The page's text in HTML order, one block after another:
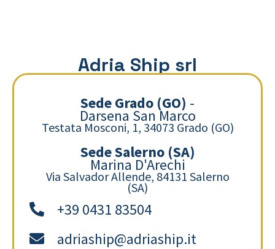
Adria Ship srl
Sede Grado (GO) -
Darsena San Marco
Testata Mosconi, 1, 34073 Grado (GO)
Sede Salerno (SA)
Marina D'Arechi
Via Salvador Allende, 84131 Salerno
(SA)
+39 0431 83504
adriaship@adriaship.it